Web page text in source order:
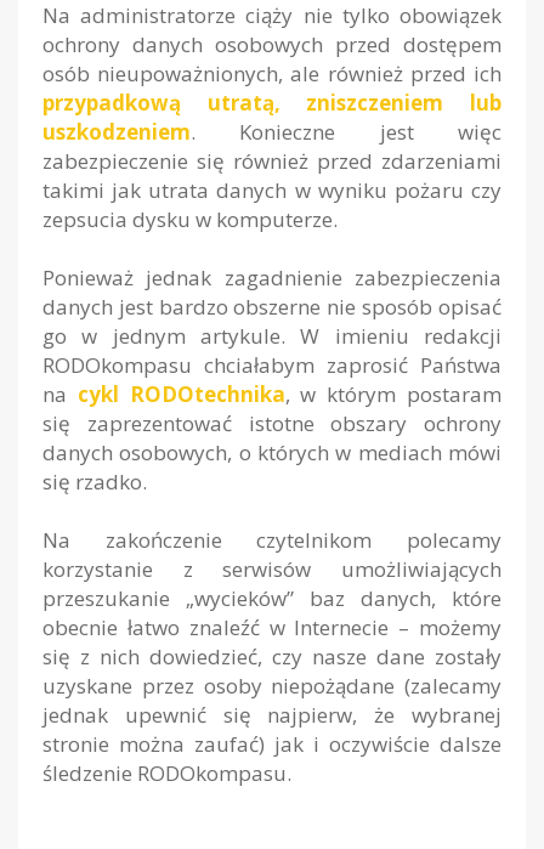
Na administratorze ciąży nie tylko obowiązek
ochrony danych osobowych przed dostępem
osób nieupoważnionych, ale również przed ich
przypadkową utratą, zniszczeniem lub
uszkodzeniem. Konieczne jest więc
zabezpieczenie się również przed zdarzeniami
takimi jak utrata danych w wyniku pożaru czy
zepsucia dysku w komputerze.
Ponieważ jednak zagadnienie zabezpieczenia
danych jest bardzo obszerne nie sposób opisać
go w jednym artykule. W imieniu redakcji
RODOkompasu chciałabym zaprosić Państwa
na cykl RODOtechnika, w którym postaram
się zaprezentować istotne obszary ochrony
danych osobowych, o których w mediach mówi
się rzadko.
Na zakończenie czytelnikom polecamy
korzystanie z serwisów umożliwiających
przeszukanie „wycieków” baz danych, które
obecnie łatwo znaleźć w Internecie – możemy
się z nich dowiedzieć, czy nasze dane zostały
uzyskane przez osoby niepożądane (zalecamy
jednak upewnić się najpierw, że wybranej
stronie można zaufać) jak i oczywiście dalsze
śledzenie RODOkompasu.